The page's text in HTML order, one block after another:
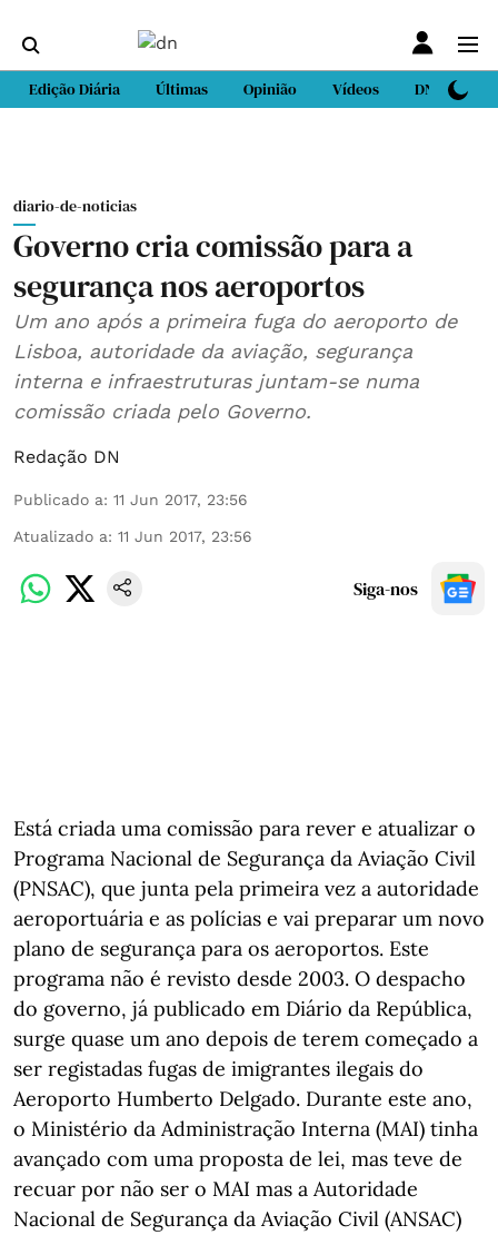
Edição Diária Últimas Opinião Vídeos DN Sport
diario-de-noticias
Governo cria comissão para a
segurança nos aeroportos
Um ano após a primeira fuga do aeroporto de
Lisboa, autoridade da aviação, segurança
interna e infraestruturas juntam-se numa
comissão criada pelo Governo.
Redação DN
Publicado a: 11 Jun 2017, 23:56
Atualizado a: 11 Jun 2017, 23:56
Siga-nos
Está criada uma comissão para rever e atualizar o
Programa Nacional de Segurança da Aviação Civil
(PNSAC), que junta pela primeira vez a autoridade
aeroportuária e as polícias e vai preparar um novo
plano de segurança para os aeroportos. Este
programa não é revisto desde 2003. O despacho
do governo, já publicado em Diário da República,
surge quase um ano depois de terem começado a
ser registadas fugas de imigrantes ilegais do
Aeroporto Humberto Delgado. Durante este ano,
o Ministério da Administração Interna (MAI) tinha
avançado com uma proposta de lei, mas teve de
recuar por não ser o MAI mas a Autoridade
Nacional de Segurança da Aviação Civil (ANSAC)